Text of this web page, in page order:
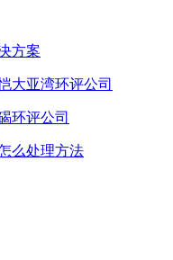
方案
大亚湾环评公司
环评公司
么处理方法